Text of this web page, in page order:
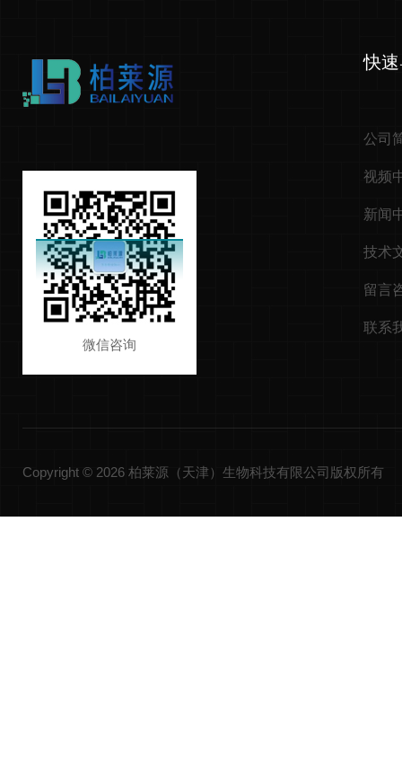
微信咨询
快
公司
视频
新闻
技术
留言
联系
Copyright © 2026 柏莱源（天津）生物科技有限公司版权所有